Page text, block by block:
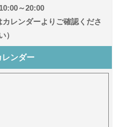
～20:00
レンダーよりご確認くださ
）
レンダー